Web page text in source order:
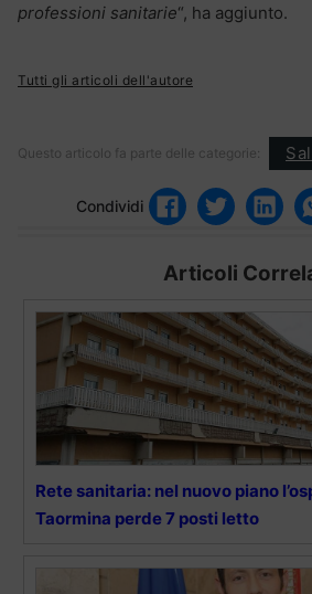
professioni sanitarie“, ha aggiunto.
Tutti gli articoli dell'autore
Questo articolo fa parte delle categorie:
Condividi
Articoli
Rete sanitaria: nel nuovo piano
Taormina perde 7 posti letto